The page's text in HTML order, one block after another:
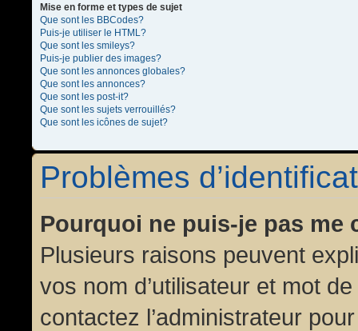
Mise en forme et types de sujet
Que sont les BBCodes?
Puis-je utiliser le HTML?
Que sont les smileys?
Puis-je publier des images?
Que sont les annonces globales?
Que sont les annonces?
Que sont les post-it?
Que sont les sujets verrouillés?
Que sont les icônes de sujet?
Problèmes
Pourquoi ne puis-je pas me
Plusieurs raisons peuvent
vos nom d’utilisateur et mot
contactez l’administrateur